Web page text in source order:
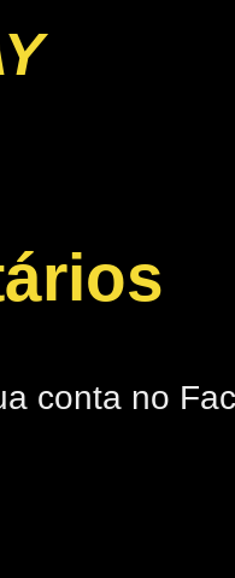
conta no